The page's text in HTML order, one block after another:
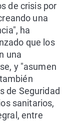
de crisis por
una
ha
que los
una
y "asumen
de Seguridad
sanitarios,
entre